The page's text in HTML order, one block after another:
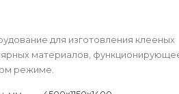
для изготовления клееных
материалов,
режиме.